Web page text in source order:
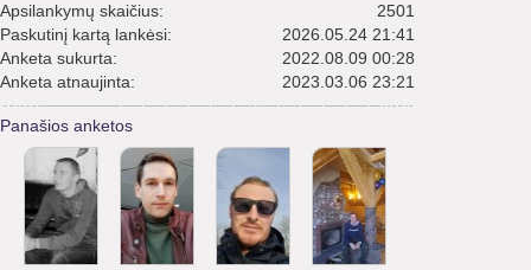
Apsilankymų skaičius:
2501
Paskutinį kartą lankėsi:
2026.05.24 21:41
Anketa sukurta:
2022.08.09 00:28
Anketa atnaujinta:
2023.03.06 23:21
Panašios anketos